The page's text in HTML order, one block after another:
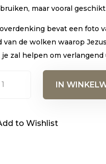
maar vooral
bevat een foto
van de wolken waarop
je zal helpen om verlangend
IN
to Wishlist